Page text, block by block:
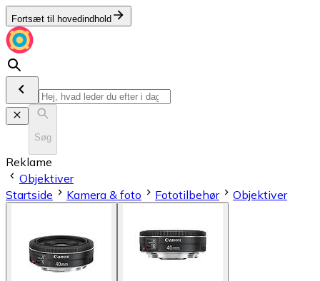
Fortsæt til hovedindhold
Søg
Reklame
Objektiver
Startside
Kamera & foto Fototilbehør Objektiver